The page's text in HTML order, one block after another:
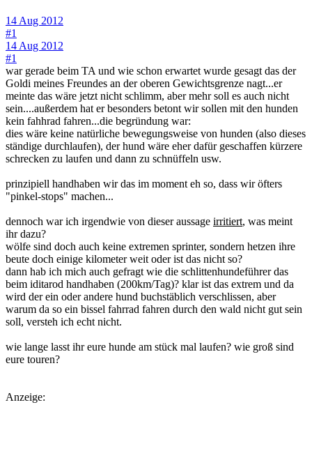
14 Aug 2012
#1
14 Aug 2012
#1
war gerade beim TA und wie schon erwartet wurde gesagt das der
Goldi meines Freundes an der oberen Gewichtsgrenze nagt...er
meinte das wäre jetzt nicht schlimm, aber mehr soll es auch nicht
sein....außerdem hat er besonders betont wir sollen mit den hunden
kein fahhrad fahren...die begründung war:
dies wäre keine natürliche bewegungsweise von hunden (also dieses
ständige durchlaufen), der hund wäre eher dafür geschaffen kürzere
schrecken zu laufen und dann zu schnüffeln usw.
prinzipiell handhaben wir das im moment eh so, dass wir öfters
"pinkel-stops" machen...
dennoch war ich irgendwie von dieser aussage irritiert, was meint
ihr dazu?
wölfe sind doch auch keine extremen sprinter, sondern hetzen ihre
beute doch einige kilometer weit oder ist das nicht so?
dann hab ich mich auch gefragt wie die schlittenhundeführer das
beim iditarod handhaben (200km/Tag)? klar ist das extrem und da
wird der ein oder andere hund buchstäblich verschlissen, aber
warum da so ein bissel fahrrad fahren durch den wald nicht gut sein
soll, versteh ich echt nicht.
wie lange lasst ihr eure hunde am stück mal laufen? wie groß sind
eure touren?
Anzeige: